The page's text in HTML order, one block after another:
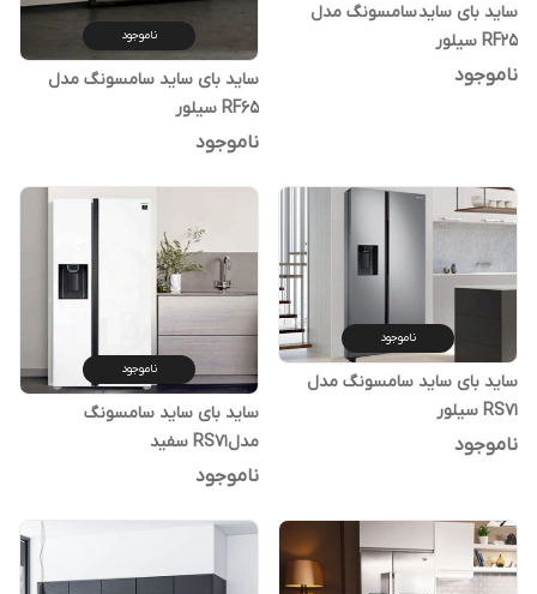
ساید بای ساید سامسونگ مدل
RF25 سیلور
ناموجود
ناموجود
ساید بای ساید سامسونگ مدل
RF65 سیلور
ناموجود
ناموجود
ساید بای ساید سامسونگ مدل
RS71 سیلور
ناموجود
ناموجود
ساید بای ساید سامسونگ
مدلRS71 سفید
ناموجود